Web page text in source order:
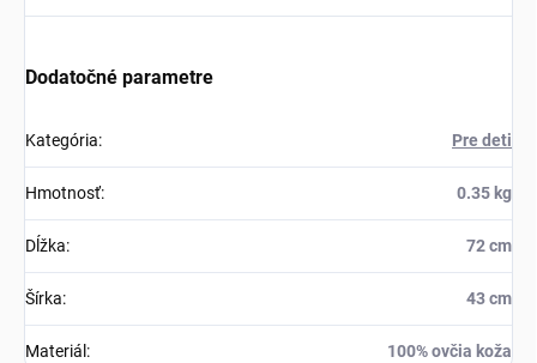
Dodatočné parametre
Kategória: Pre deti
Hmotnosť: 0.35 kg
Dĺžka: 72 cm
Šírka: 43 cm
Materiál : 100% ovčia koža